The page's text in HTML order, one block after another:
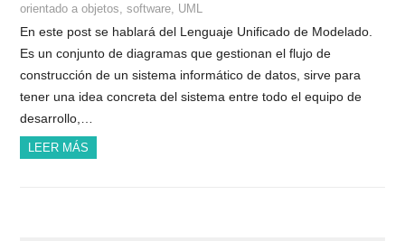
orientado a objetos ,software UML
En este post se hablará del Lenguaje Unificado de Modelado.
Es un conjunto de diagramas que gestionan el flujo de
construcción de un sistema informático de datos, sirve para
tener una idea concreta del sistema entre todo el equipo de
desarrollo,…
LEER MÁS